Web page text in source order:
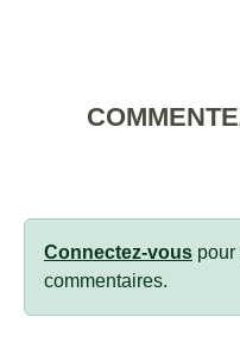
Connectez-vous pour
commentaires.